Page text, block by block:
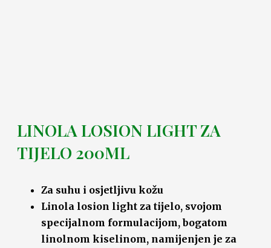
LINOLA LOSION LIGHT ZA
TIJELO 200ML
Za suhu i osjetljivu kožu
Linola losion light za tijelo, svojom
specijalnom formulacijom, bogatom
linolnom kiselinom, namijenjen je za